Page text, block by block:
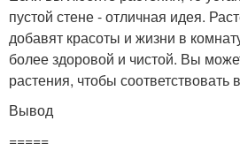
пустой стене - отличная идея.
добавят красоты и жизни в
более здоровой и чистой. Вы
растения, чтобы
Вывод
=====